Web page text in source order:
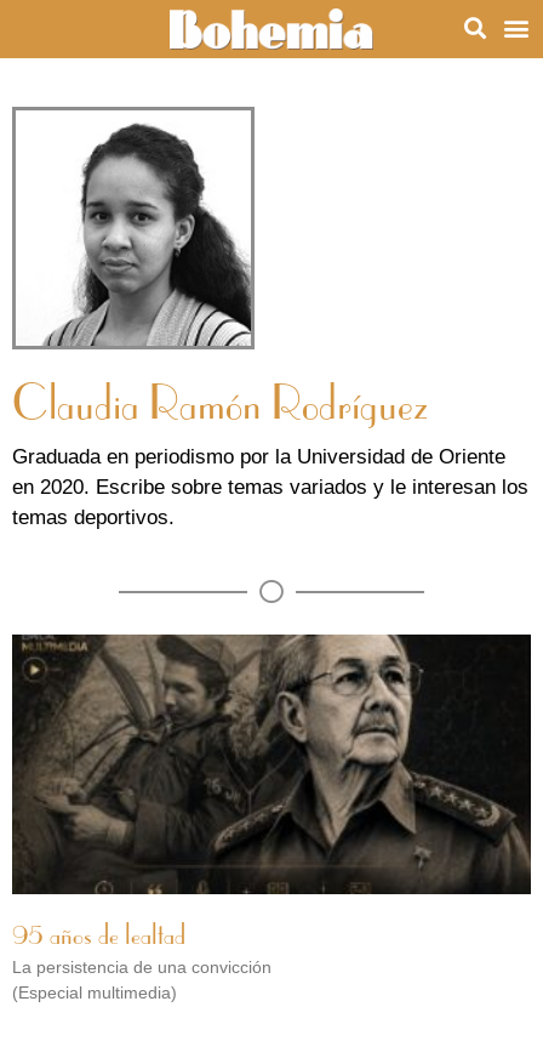
Claudia Ramón Rodríguez
Graduada en periodismo por la Universidad de Oriente
en 2020. Escribe sobre temas variados y le interesan los
temas deportivos.
95 años de lealtad
La persistencia de una convicción
(Especial multimedia)